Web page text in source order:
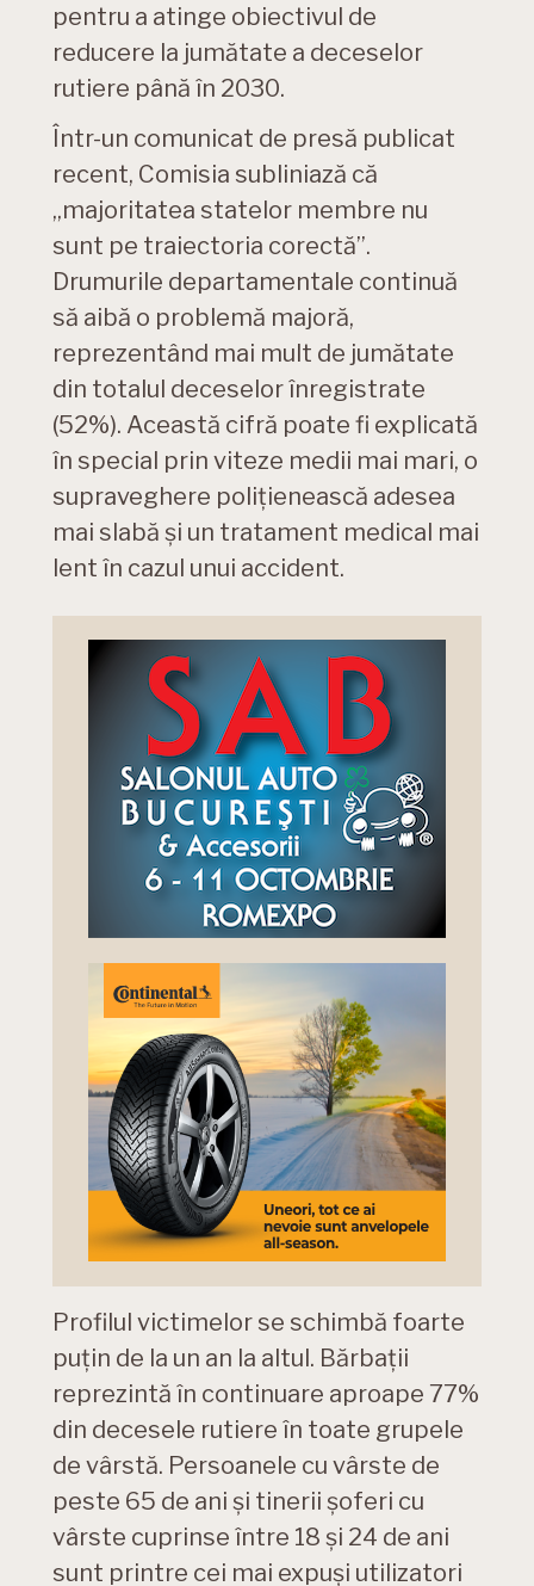
pentru a atinge obiectivul de
reducere la jumătate a deceselor
rutiere până în 2030.
Într-un comunicat de presă publicat
recent, Comisia subliniază că
„majoritatea statelor membre nu
sunt pe traiectoria corectă”.
Drumurile departamentale continuă
să aibă o problemă majoră,
reprezentând mai mult de jumătate
din totalul deceselor înregistrate
(52%). Această cifră poate fi explicată
în special prin viteze medii mai mari, o
supraveghere polițienească adesea
mai slabă și un tratament medical mai
lent în cazul unui accident.
Profilul victimelor se schimbă foarte
puțin de la un an la altul. Bărbații
reprezintă în continuare aproape 77%
din decesele rutiere în toate grupele
de vârstă. Persoanele cu vârste de
peste 65 de ani și tinerii șoferi cu
vârste cuprinse între 18 și 24 de ani
sunt printre cei mai expuși utilizatori